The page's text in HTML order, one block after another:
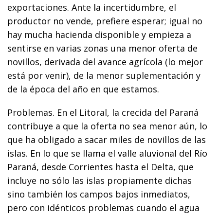
exportaciones. Ante la incertidumbre, el
productor no vende, prefiere esperar; igual no
hay mucha hacienda disponible y empieza a
sentirse en varias zonas una menor oferta de
novillos, derivada del avance agrícola (lo mejor
está por venir), de la menor suplementación y
de la época del año en que estamos.
Problemas. En el Litoral, la crecida del Paraná
contribuye a que la oferta no sea menor aún, lo
que ha obligado a sacar miles de novillos de las
islas. En lo que se llama el valle aluvional del Río
Paraná, desde Corrientes hasta el Delta, que
incluye no sólo las islas propiamente dichas
sino también los campos bajos inmediatos,
pero con idénticos problemas cuando el agua